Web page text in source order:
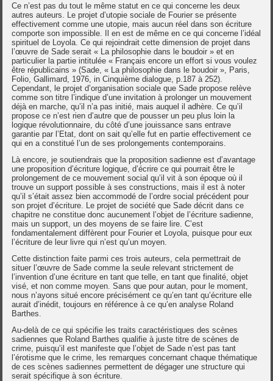
Ce n’est pas du tout le même statut en ce qui concerne les deux
autres auteurs. Le projet d’utopie sociale de Fourier se présente
effectivement comme une utopie, mais aucun réel dans son écriture
comporte son impossible. Il en est de même en ce qui concerne l’idéal
spirituel de Loyola. Ce qui rejoindrait cette dimension de projet dans
l’œuvre de Sade serait « La philosophie dans le boudoir » et en
particulier la partie intitulée « Français encore un effort si vous voulez
être républicains » (Sade, « La philosophie dans le boudoir », Paris,
Folio, Gallimard, 1976, in Cinquième dialogue, p.187 à 252).
Cependant, le projet d’organisation sociale que Sade propose relève
comme son titre l’indique d’une invitation à prolonger un mouvement
déjà en marche, qu’il n’a pas initié, mais auquel il adhère. Ce qu’il
propose ce n’est rien d’autre que de pousser un peu plus loin la
logique révolutionnaire, du côté d’une jouissance sans entrave
garantie par l’Etat, dont on sait qu’elle fut en partie effectivement ce
qui en a constitué l’un de ses prolongements contemporains.
Là encore, je soutiendrais que la proposition sadienne est d’avantage
une proposition d’écriture logique, d’écrire ce qui pourrait être le
prolongement de ce mouvement social qu’il vit à son époque où il
trouve un support possible à ses constructions, mais il est à noter
qu’il s’était assez bien accommodé de l’ordre social précédent pour
son projet d’écriture. Le projet de société que Sade décrit dans ce
chapitre ne constitue donc aucunement l’objet de l’écriture sadienne,
mais un support, un des moyens de se faire lire. C’est
fondamentalement diffèrent pour Fourier et Loyola, puisque pour eux
l’écriture de leur livre qui n’est qu’un moyen.
Cette distinction faite parmi ces trois auteurs, cela permettrait de
situer l’œuvre de Sade comme la seule relevant strictement de
l’invention d’une écriture en tant que telle, en tant que finalité, objet
visé, et non comme moyen. Sans que pour autan, pour le moment,
nous n’ayons situé encore précisément ce qu’en tant qu’écriture elle
aurait d’inédit, toujours en référence à ce qu’en analyse Roland
Barthes.
Au-delà de ce qui spécifie les traits caractéristiques des scènes
sadiennes que Roland Barthes qualifie à juste titre de scènes de
crime, puisqu’il est manifeste que l’objet de Sade n’est pas tant
l’érotisme que le crime, les remarques concernant chaque thématique
de ces scènes sadiennes permettent de dégager une structure qui
serait spécifique à son écriture.